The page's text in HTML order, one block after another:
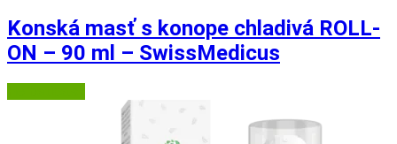
Konská masť s konope chladivá ROLL-
ON – 90 ml – SwissMedicus